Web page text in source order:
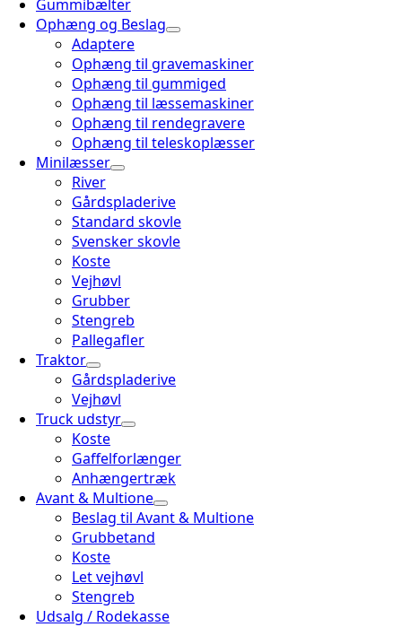
Gummibælter
Ophæng og Beslag
Adaptere
Ophæng til gravemaskiner
Ophæng til gummiged
Ophæng til læssemaskiner
Ophæng til rendegravere
Ophæng til teleskoplæsser
Minilæsser
River
Gårdspladerive
Standard skovle
Svensker skovle
Koste
Vejhøvl
Grubber
Stengreb
Pallegafler
Traktor
Gårdspladerive
Vejhøvl
Truck udstyr
Koste
Gaffelforlænger
Anhængertræk
Avant & Multione
Beslag til Avant & Multione
Grubbetand
Koste
Let vejhøvl
Stengreb
Udsalg / Rodekasse